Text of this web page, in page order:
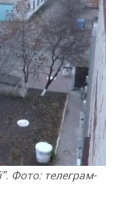
Фото: телеграм-